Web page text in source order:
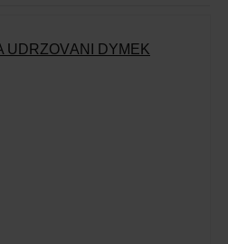
UDRŽOVÁNÍ DÝMEK